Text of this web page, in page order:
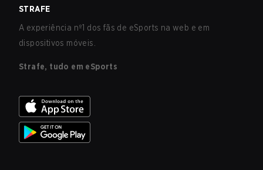
STRAFE
A experiência nº1 dos fãs de eSports na web e em
dispositivos móveis.
Strafe, tudo em eSports